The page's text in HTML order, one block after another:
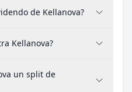
de Kellanova?
Kellanova?
un split de